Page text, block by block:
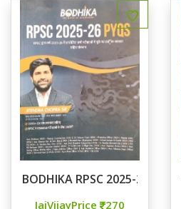
BODHIKA RPSC 2025-26 PYQS
JaiVijayPrice 270